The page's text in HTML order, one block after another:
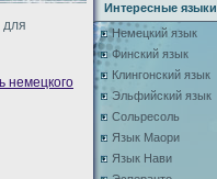
для
немецкого
Интересные языки
Немецкий язык
Финский язык
Клингонский язык
Эльфийский язык
Сольресоль
Язык Маори
Язык Нави